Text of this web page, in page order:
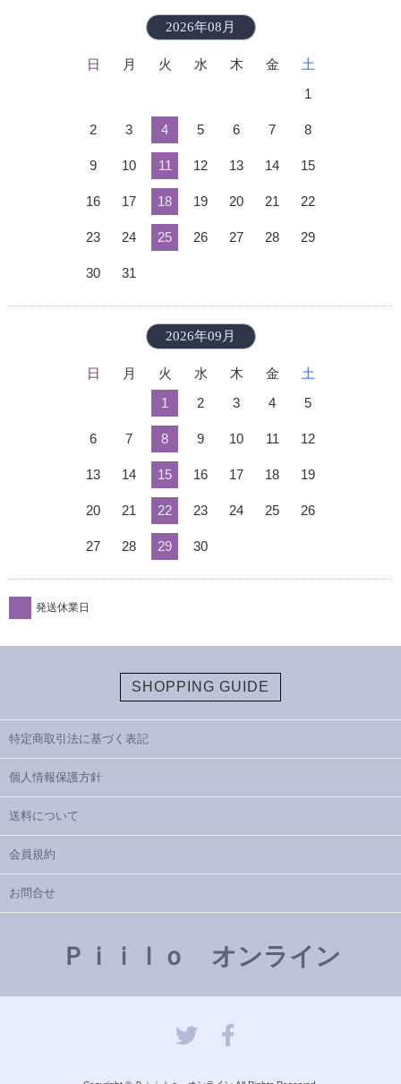
2026年08月
日 月 火 水 木 金
土
1
2 3 4 5 6 7 8
9 10 11 12 13 14 15
16 17 18 19 20 21 22
23 24 25 26 27 28 29
30 31
2026年09月
日 月 火 水 木 金
土
1
2 3 4 5
6 7 8 9 10 11 12
13 14 15 16 17 18 19
20 21 22 23 24 25 26
27 28 29 30
発送休業日
SHOPPING GUIDE
特定商取引法に基づく表記
個人情報保護方針
送料について
会員規約
お問合せ
Ｐｉｉｌｏ オンライン